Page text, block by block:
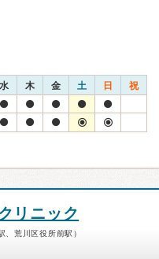
水 木 金 土 日 祝
リニック
荒川区役所前駅）